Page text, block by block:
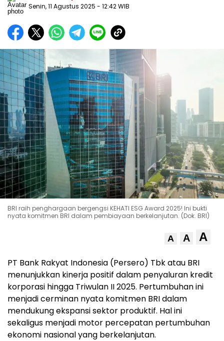
Senin, 11 Agustus 2025 - 12:42 WIB
BRI raih penghargaan bergengsi KEHATI ESG Award 2025! Ini bukti
nyata komitmen BRI dalam pembiayaan berkelanjutan. (Dok. BRI)
A A A
PT Bank Rakyat Indonesia (Persero) Tbk atau BRI
menunjukkan kinerja positif dalam penyaluran kredit
korporasi hingga Triwulan II 2025. Pertumbuhan ini
menjadi cerminan nyata komitmen BRI dalam
mendukung ekspansi sektor produktif. Hal ini
sekaligus menjadi motor percepatan pertumbuhan
ekonomi nasional yang berkelanjutan.